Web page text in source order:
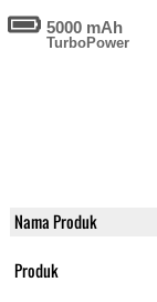
5000 mAh
TurboPower
Nama Produk
Produk